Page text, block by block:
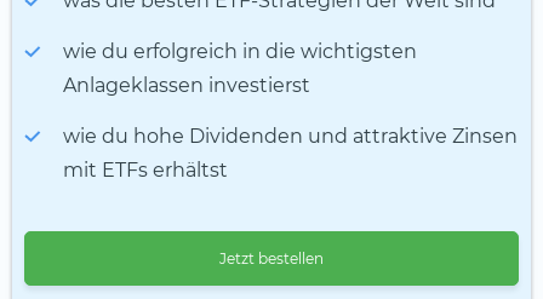
wie du erfolgreich in die wichtigsten
Anlageklassen investierst
wie du hohe Dividenden und attraktive Zinsen
mit ETFs erhältst
Jetzt bestellen